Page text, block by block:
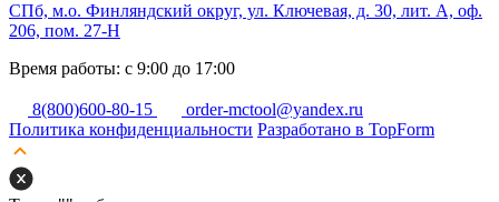
СПб, м.о. Финляндский округ, ул. Ключевая, д. 30, лит. А, оф.
206, пом. 27-Н
Время работы: с 9:00 до 17:00
8(800)600-80-15
order-mctool@yandex.ru
Политика конфиденциальности Разработано в TopForm